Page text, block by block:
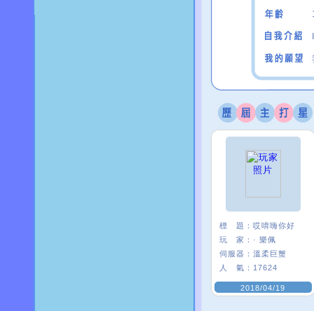
標 題： 哎唷嗨你好
玩 家： · 樂佩
伺服器： 溫柔巨蟹
人 氣： 17624
2018/04/19